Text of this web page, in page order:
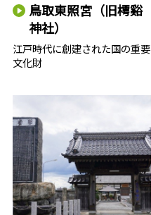
鳥取東照宮（旧樗谿
神社）
江戸時代に創建された国の重要
文化財